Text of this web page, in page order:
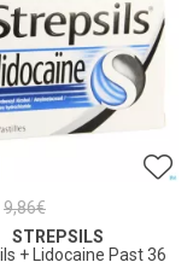
9,86€
STREPSILS
+ Lidocaine Past 36